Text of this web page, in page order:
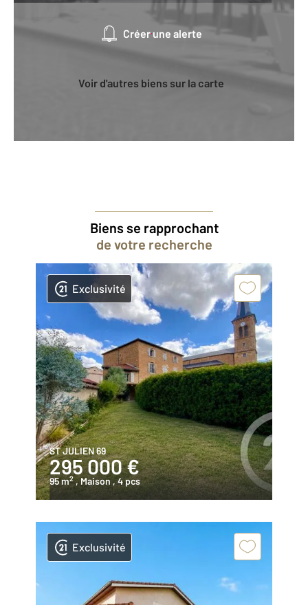
Créer une alerte
Voir d'autres biens sur la carte
Biens se rapprochant
de votre recherche
Exclusivité
ST JULIEN 69
295 000 €
95 m2 , Maison , 4 pcs
Exclusivité